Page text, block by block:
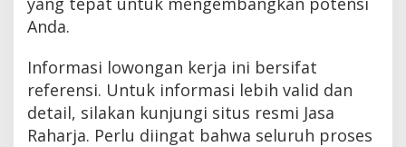
Anda.
Informasi lowongan kerja ini bersifat
referensi. Untuk informasi lebih valid dan
detail, silakan kunjungi situs resmi Jasa
Raharja. Perlu diingat bahwa seluruh proses